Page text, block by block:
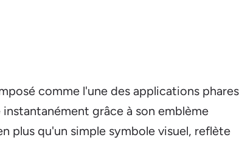
comme l'une des applications phares
grâce à son emblème
plus qu'un simple symbole visuel, reflète